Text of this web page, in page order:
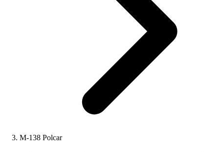
M-138 Polcar